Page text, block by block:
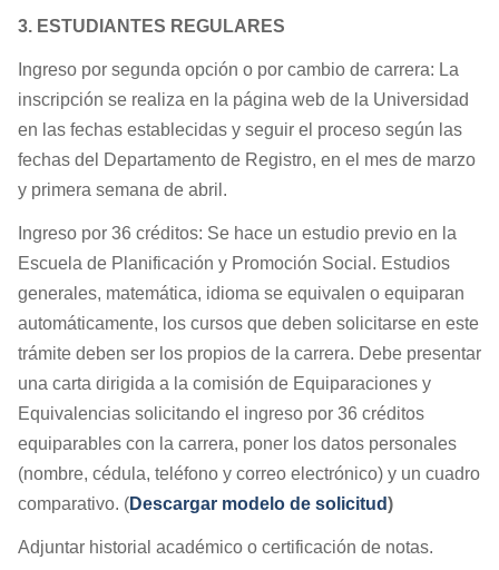
3. ESTUDIANTES REGULARES
Ingreso por segunda opción o por cambio de carrera: La
inscripción se realiza en la página web de la Universidad
en las fechas establecidas y seguir el proceso según las
fechas del Departamento de Registro, en el mes de marzo
y primera semana de abril.
Ingreso por 36 créditos: Se hace un estudio previo en la
Escuela de Planificación y Promoción Social. Estudios
generales, matemática, idioma se equivalen o equiparan
automáticamente, los cursos que deben solicitarse en este
trámite deben ser los propios de la carrera. Debe presentar
una carta dirigida a la comisión de Equiparaciones y
Equivalencias solicitando el ingreso por 36 créditos
equiparables con la carrera, poner los datos personales
(nombre, cédula, teléfono y correo electrónico) y un cuadro
comparativo. (Descargar modelo de solicitud)
Adjuntar historial académico o certificación de notas.